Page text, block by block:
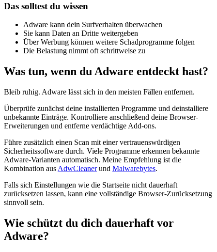
Das solltest du wissen
Adware kann dein Surfverhalten überwachen
Sie kann Daten an Dritte weitergeben
Über Werbung können weitere Schadprogramme folgen
Die Belastung nimmt oft schrittweise zu
Was tun, wenn du Adware entdeckt hast?
Bleib ruhig. Adware lässt sich in den meisten Fällen entfernen.
Überprüfe zunächst deine installierten Programme und deinstalliere
unbekannte Einträge. Kontrolliere anschließend deine Browser-
Erweiterungen und entferne verdächtige Add-ons.
Führe zusätzlich einen Scan mit einer vertrauenswürdigen
Sicherheitssoftware durch. Viele Programme erkennen bekannte
Adware-Varianten automatisch. Meine Empfehlung ist die
Kombination aus AdwCleanerund Malwarebytes.
Falls sich Einstellungen wie die Startseite nicht dauerhaft
zurücksetzen lassen, kann eine vollständige Browser-Zurücksetzung
sinnvoll sein.
Wie schützt du dich dauerhaft vor
Adware?